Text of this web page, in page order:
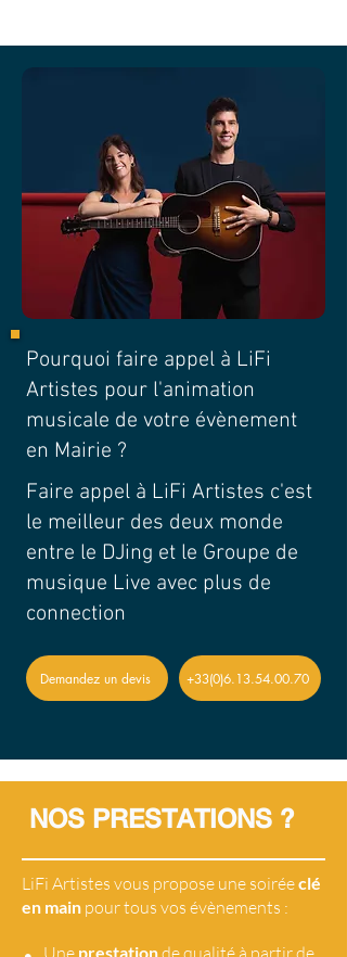
Pourquoi faire appel à LiFi
Artistes pour l'animation
musicale de votre évènement
en Mairie ?
Faire appel à LiFi Artistes c'est
le meilleur des deux monde
entre le DJing et le Groupe de
musique Live avec plus de
connection
Demandez un devis +33(0)6.13.54.00.70
NOS PRESTATIONS ?
LiFi Artistes vous propose une soiréeclé
en main pour tous vos évènements :
Une prestationde qualité à partir de